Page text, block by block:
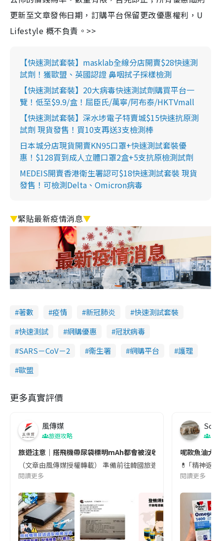
更新至文章發佈日期，訂購平台保留更改優惠權利，U
Lifestyle 概不負責。>>
【快速測試套裝】masklab全線分店開賣$28快速測
試劑！獲歐盟、英國認證 鼻咽拭子採樣檢測
【快速測試套裝】20大病毒快速測試劑購買平台一
覽！低至$9.9/盒！屈臣氏/萬寧/阿布泰/HKTVmall
【快速測試套裝】深水埗電子特賣城$15快速抗原測
試劑 現貨發售！買10支再送3支檢測棒
日本城分店現貨開賣KN95口罩+快速測試套裝優
惠！$128買到成人立體口罩2盒+5支抗原檢測試劑
MEDEIS開賣香港衛生署認可$18快速測試套裝 現貨
發售！可檢測Delta、Omicron病毒
▼緊貼最新疫情消息▼
著數 疫情 新冠肺炎
快速測試套裝
快速測試
網購優惠
冠狀病毒
SARS－CoV－2
衞生署 網購平台
護理
歐盟
更多真實評價
風傳媒
旅遊攻略
旅遊注意｜搭飛機帶尿袋標明mAh都會被沒收😱出發前切記檢查
（文章由風傳媒授權轉載） 準備前往韓國旅遊的民眾，近期要
閱讀更多
Soul
呢款魚油大
💊 ｢精神返
閱讀更多